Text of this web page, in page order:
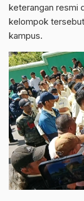
keterangan resmi
kelompok
kampus.